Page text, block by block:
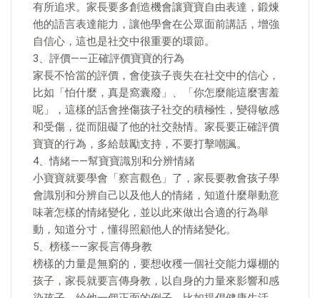
有所追求。家長要多創造機會讓寶寶自由表達，鍛煉
他的語言表達能力，讓他學會在公眾面前講話，增強
自信心，這也是社交中很重要的環節。
3、評價——正確評價寶寶的行為
家長不恰當的評價，會使孩子喪失在社交中的信心，
比如「怕什麼，真是窩囊廢」、「你怎麼能這麼害羞
呢」，這樣的話會挫傷孩子社交的積極性，變得敏感
和受傷，從而阻礙了他的社交熱情。家長要正確評價
寶寶的行為，多給鼓勵支持，不要打擊嘲諷。
4、情緒——幫寶寶識別和分辨情緒
小寶寶就要學會「察言觀色」了，家長要教會孩子學
會識別和分辨自己以及他人的情緒，知道什麼舉動意
味著怎樣的情緒變化，並以此來做出合適的行為舉
動，知道分寸，懂得照顧他人的情緒變化。
5、榜樣——家長言傳身教
榜樣的力量是無窮的，要想收穫一個社交能力爆棚的
孩子，家長就要言傳身教，以自身的力量來影響和感